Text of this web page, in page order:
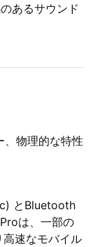
あるサウンド
、物理的な特性
とBluetooth
は、一部の
速なモバイル